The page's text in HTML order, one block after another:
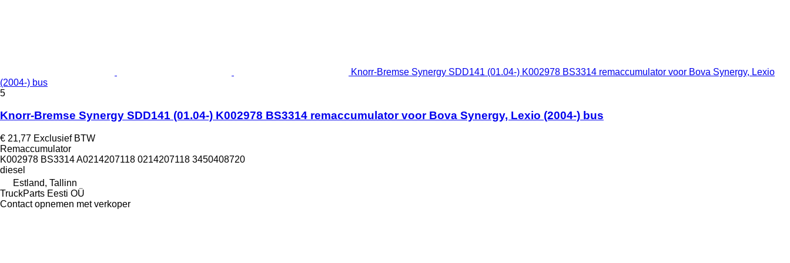
Knorr-Bremse Synergy SDD141 (01.04-) K002978 BS3314 remaccumulator voor Bova Synergy, Lexio
(2004-) bus
5
Knorr-Bremse Synergy SDD141 (01.04-) K002978 BS3314 remaccumulator voor Bova Synergy, Lexio (2004-) bus
€ 21,77 Exclusief BTW
Remaccumulator
K002978 BS3314 A0214207118 0214207118 3450408720
diesel
Estland, Tallinn
TruckParts Eesti OÜ
Contact opnemen met verkoper